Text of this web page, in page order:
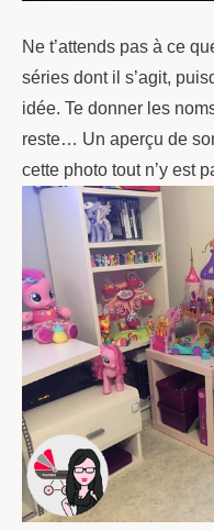
Ne t’attends pas à ce
séries dont il s’agit,
idée. Te donner les
reste… Un aperçu de
cette photo tout n’y est